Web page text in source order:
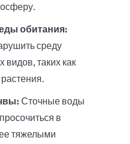
обитания:
среду
видов, таких как
Сточные воды
в
тяжелыми